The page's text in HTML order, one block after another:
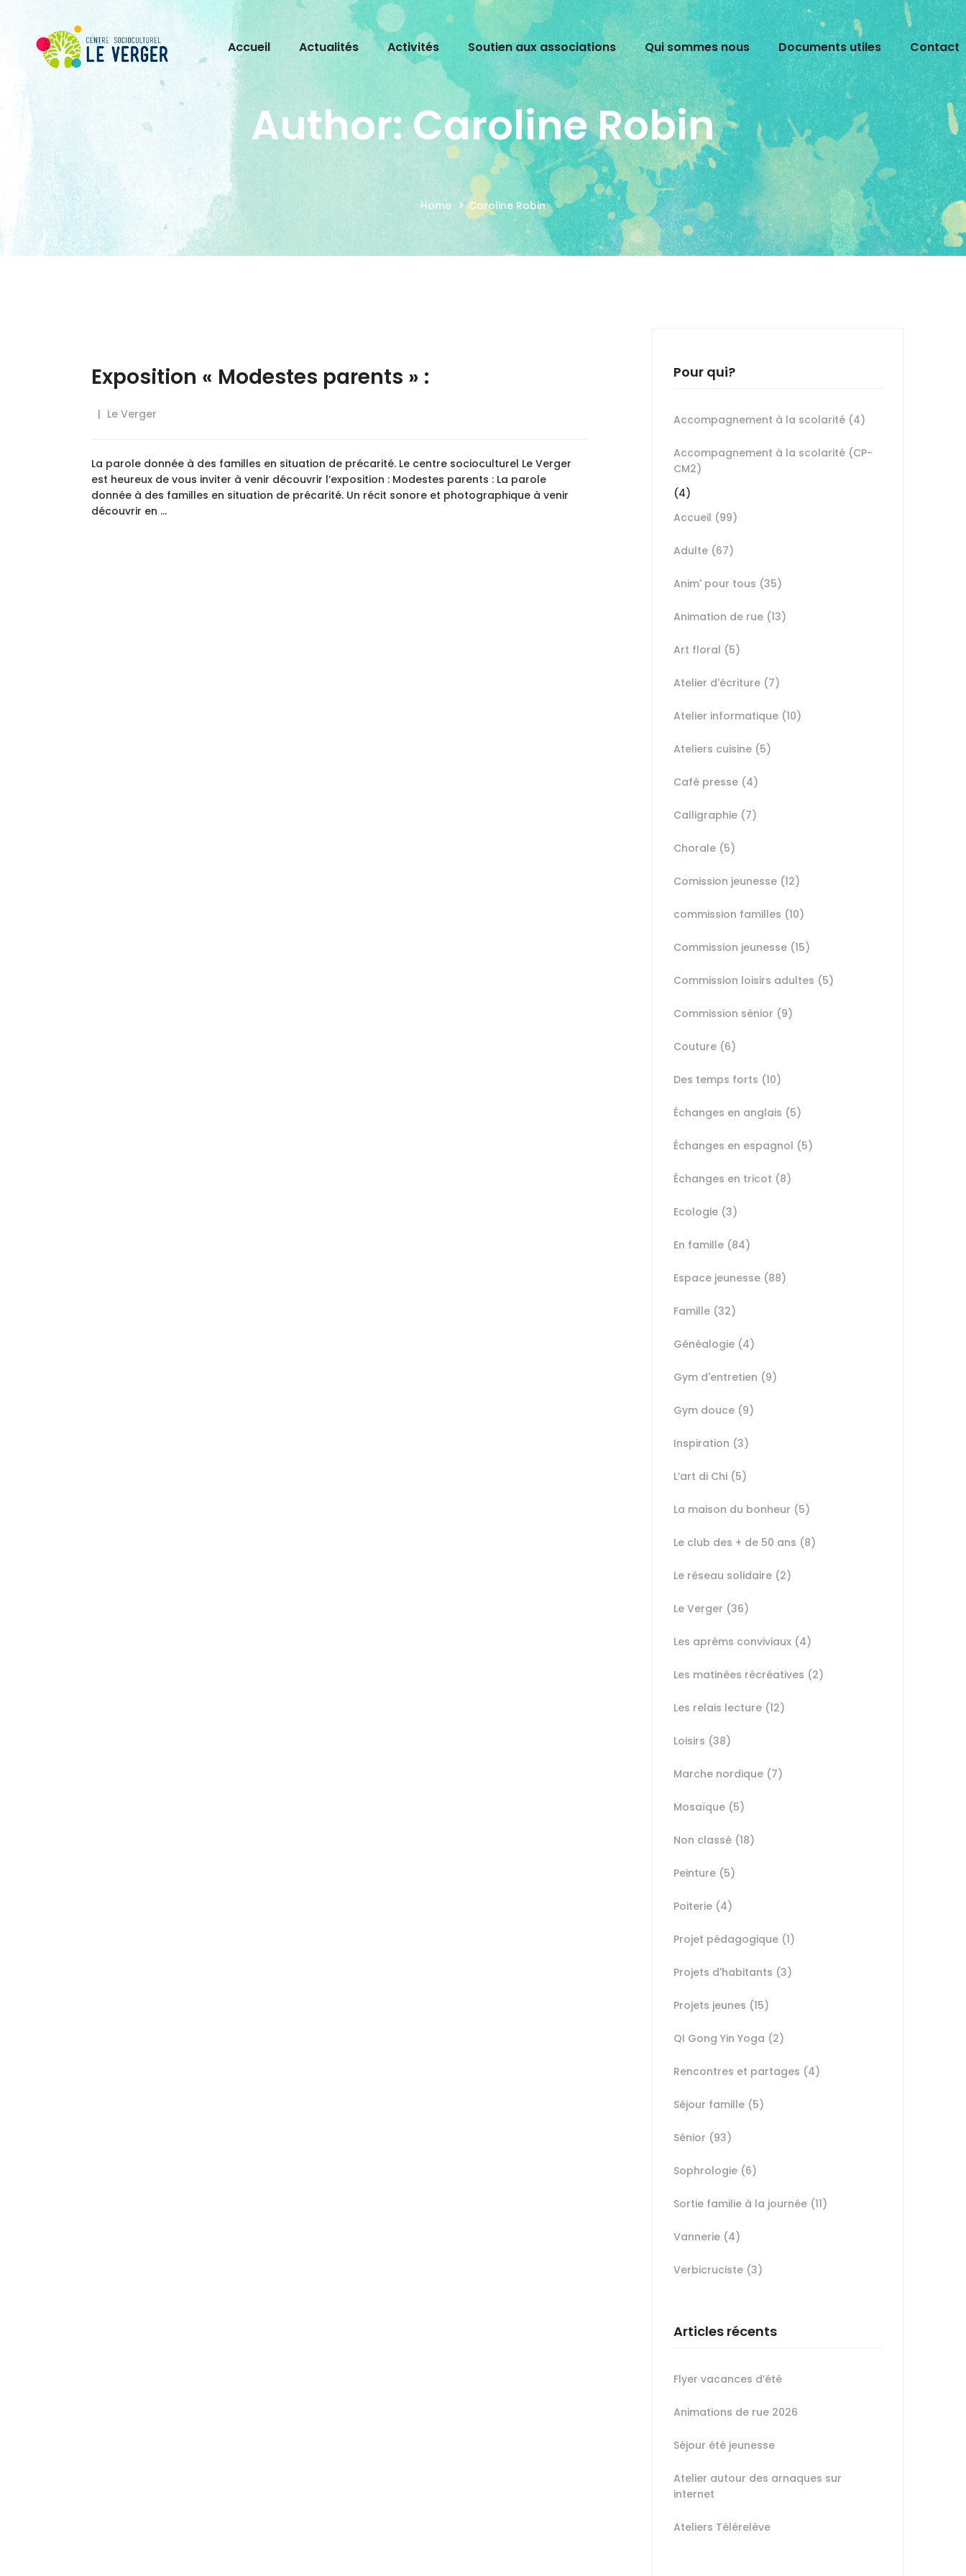
Accueil Actualités Activités Soutien aux associations Qui sommes nous Documents utiles Contact
Author:Caroline Robin
Home Caroline Robin
Exposition « Modestes parents » :
Le Verger
La parole donnée à des familles en situation de précarité. Le centre socioculturel Le Verger
est heureux de vous inviter à venir découvrir l’exposition : Modestes parents : La parole
donnée à des familles en situation de précarité. Un récit sonore et photographique à venir
découvrir en …
Pour qui?
Accompagnement à la scolarité (4)
Accompagnement à la scolarité (CP-
CM2)
(4)
Accueil (99)
Adulte (67)
Anim' pour tous (35)
Animation de rue (13)
Art floral (5)
Atelier d'écriture (7)
Atelier informatique (10)
Ateliers cuisine (5)
Café presse (4)
Calligraphie (7)
Chorale (5)
Comission jeunesse (12)
commission familles (10)
Commission jeunesse (15)
Commission loisirs adultes (5)
Commission sénior (9)
Couture (6)
Des temps forts (10)
Échanges en anglais (5)
Échanges en espagnol (5)
Échanges en tricot (8)
Ecologie (3)
En famille (84)
Espace jeunesse (88)
Famille (32)
Généalogie (4)
Gym d'entretien (9)
Gym douce (9)
Inspiration (3)
L’art di Chi (5)
La maison du bonheur (5)
Le club des + de 50 ans (8)
Le réseau solidaire (2)
Le Verger (36)
Les aprèms conviviaux (4)
Les matinées récréatives (2)
Les relais lecture (12)
Loisirs (38)
Marche nordique (7)
Mosaïque (5)
Non classé (18)
Peinture (5)
Poiterie (4)
Projet pédagogique (1)
Projets d'habitants (3)
Projets jeunes (15)
QI Gong Yin Yoga (2)
Rencontres et partages (4)
Séjour famille (5)
Sénior (93)
Sophrologie (6)
Sortie familie à la journée (11)
Vannerie (4)
Verbicruciste (3)
Articles récents
Flyer vacances d’été
Animations de rue 2026
Séjour été jeunesse
Atelier autour des arnaques sur
internet
Ateliers Télérelève